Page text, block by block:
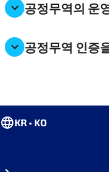
공정무역의 운
공정무역 인증
KR • KO